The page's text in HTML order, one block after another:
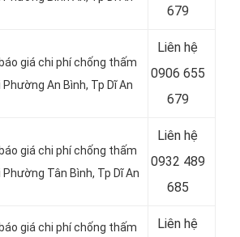
679
giá chi phí chống thấm
An Bình, Tp Dĩ An
Liên hệ
0906 655
679
giá chi phí chống thấm
Tân Bình, Tp Dĩ An
Liên hệ
0932 489
685
giá chi phí chống thấm
Liên hệ